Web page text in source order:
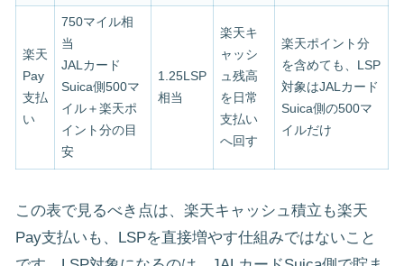
楽天
Pay
支払
い
750マイル相
当
JALカード
Suica側500マ
イル＋楽天ポ
イント分の目
安
1.25LSP
相当
楽天キ
ャッシ
ュ残高
を日常
支払い
へ回す
楽天ポイント分
を含めても、LSP
対象はJALカード
Suica側の500マ
イルだけ
この表で見るべき点は、楽天キャッシュ積立も楽天
Pay支払いも、LSPを直接増やす仕組みではないこと